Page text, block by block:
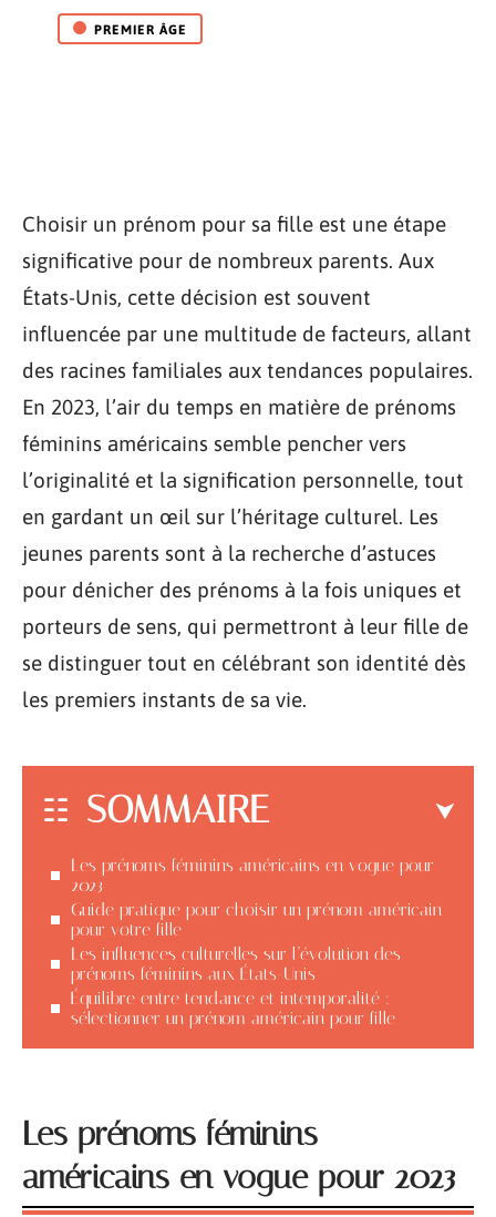
PREMIER ÂGE
Choisir un prénom pour sa fille est une étape
significative pour de nombreux parents. Aux
États-Unis, cette décision est souvent
influencée par une multitude de facteurs, allant
des racines familiales aux tendances populaires.
En 2023, l’air du temps en matière de prénoms
féminins américains semble pencher vers
l’originalité et la signification personnelle, tout
en gardant un œil sur l’héritage culturel. Les
jeunes parents sont à la recherche d’astuces
pour dénicher des prénoms à la fois uniques et
porteurs de sens, qui permettront à leur fille de
se distinguer tout en célébrant son identité dès
les premiers instants de sa vie.
SOMMAIRE
Les prénoms féminins américains en vogue pour
2023
Guide pratique pour choisir un prénom américain
pour votre fille
Les influences culturelles sur l’évolution des
prénoms féminins aux États-Unis
Équilibre entre tendance et intemporalité :
sélectionner un prénom américain pour fille
Les prénoms féminins
américains en vogue pour 2023